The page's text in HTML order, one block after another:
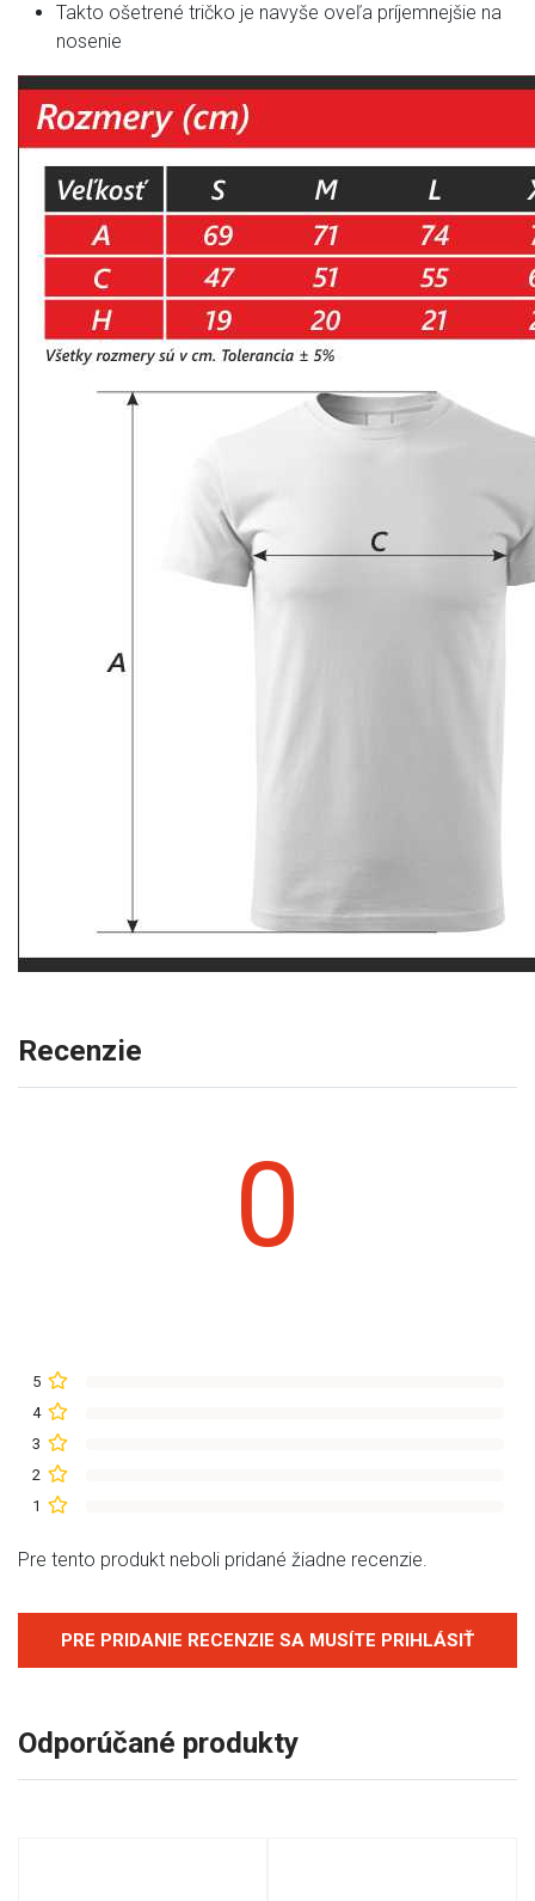
Takto ošetrené tričko je navyše oveľa príjemnejšie na
nosenie
Recenzie
0
5
4
3
2
1
Pre tento produkt neboli pridané žiadne recenzie.
PRE PRIDANIE RECENZIE SA MUSÍTE PRIHLÁSIŤ
Odporúčané produkty